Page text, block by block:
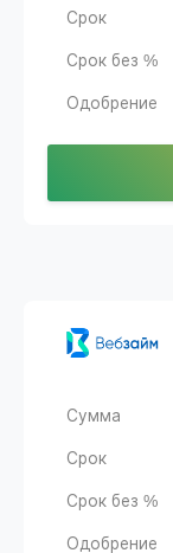
Срок
Срок без %
Одобрение
Сумма
Срок
Срок без %
Одобрение